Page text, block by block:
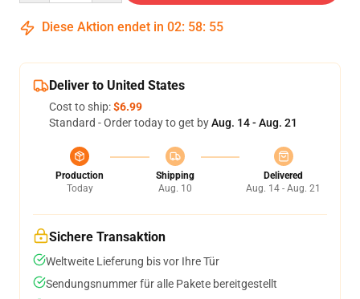
Diese Aktion endet in 02: 58: 54
Deliver to United States
Cost to ship:$6.99
Standard - Order today to get byAug. 14 - Aug. 21
Production
Today
Shipping
Aug. 10
Delivered
Aug. 14 - Aug. 21
Sichere Transaktion
Weltweite Lieferung bis vor Ihre Tür
Sendungsnummer für alle Pakete bereitgestellt